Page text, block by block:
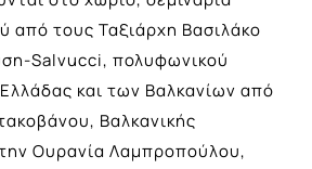
από τους Ταξιάρχη Βασιλάκο
Salvucci, πολυφωνικού
και των Βαλκανίων από
Βαλκανικής
Ουρανία Λαμπροπούλου,